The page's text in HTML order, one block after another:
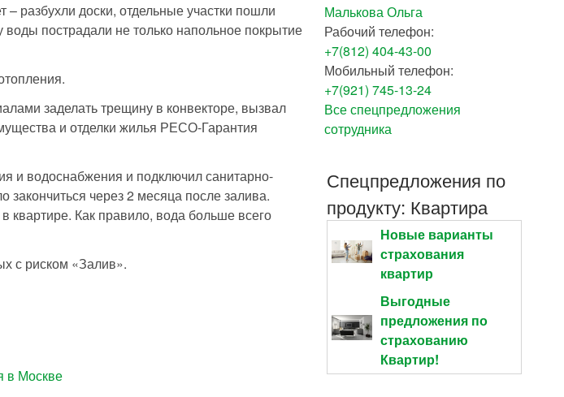
разбухли доски, отдельные участки пошли
пострадали не только напольное покрытие
заделать трещину в конвекторе, вызвал
и отделки жилья РЕСО-Гарантия
и водоснабжения и подключил санитарно-
через 2 месяца после залива.
квартире. Как правило, вода больше всего
с риском «Залив».
в Москве
Малькова Ольга
Рабочий телефон:
+7(812) 404-43-00
Мобильный телефон:
+7(921) 745-13-24
Все спецпредложения
сотрудника
Спецпредложения по
продукту: Квартира
Новые варианты
страхования
квартир
Выгодные
предложения по
страхованию
Квартир!